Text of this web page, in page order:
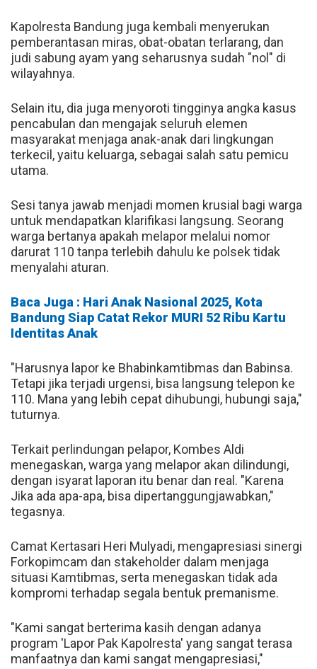
Kapolresta Bandung juga kembali menyerukan
pemberantasan miras, obat-obatan terlarang, dan
judi sabung ayam yang seharusnya sudah "nol" di
wilayahnya.
Selain itu, dia juga menyoroti tingginya angka kasus
pencabulan dan mengajak seluruh elemen
masyarakat menjaga anak-anak dari lingkungan
terkecil, yaitu keluarga, sebagai salah satu pemicu
utama.
Sesi tanya jawab menjadi momen krusial bagi warga
untuk mendapatkan klarifikasi langsung. Seorang
warga bertanya apakah melapor melalui nomor
darurat 110 tanpa terlebih dahulu ke polsek tidak
menyalahi aturan.
Baca Juga : Hari Anak Nasional 2025, Kota
Bandung Siap Catat Rekor MURI 52 Ribu Kartu
Identitas Anak
"Harusnya lapor ke Bhabinkamtibmas dan Babinsa.
Tetapi jika terjadi urgensi, bisa langsung telepon ke
110. Mana yang lebih cepat dihubungi, hubungi saja,"
tuturnya.
Terkait perlindungan pelapor, Kombes Aldi
menegaskan, warga yang melapor akan dilindungi,
dengan isyarat laporan itu benar dan real. "Karena
Jika ada apa-apa, bisa dipertanggungjawabkan,"
tegasnya.
Camat Kertasari Heri Mulyadi, mengapresiasi sinergi
Forkopimcam dan stakeholder dalam menjaga
situasi Kamtibmas, serta menegaskan tidak ada
kompromi terhadap segala bentuk premanisme.
"Kami sangat berterima kasih dengan adanya
program 'Lapor Pak Kapolresta' yang sangat terasa
manfaatnya dan kami sangat mengapresiasi,"